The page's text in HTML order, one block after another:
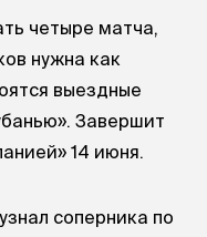
четыре матча,
нужна как
выездные
Завершит
14 июня.
соперника по